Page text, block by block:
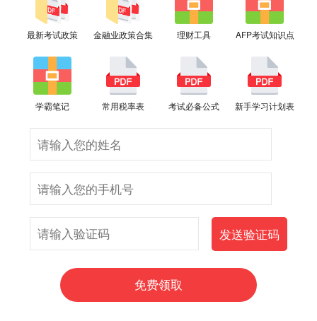
最新考试政策 金融业政策合集 理财工具 AFP考试知识点
学霸笔记 常用税率表 考试必备公式 新手学习计划表